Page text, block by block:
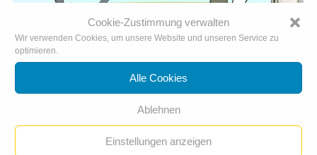
Cookie-Zustimmung verwalten
Wir verwenden Cookies, um unsere Website und unseren Service zu
optimieren.
Alle Cookies
Ablehnen
Einstellungen anzeigen